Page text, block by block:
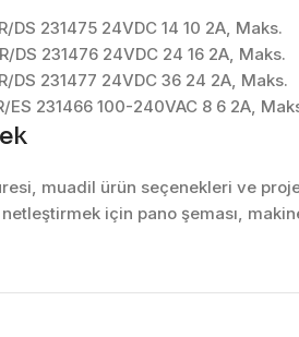
DS 231475 24VDC 14 10 2A, Maks.
DS 231476 24VDC 24 16 2A, Maks.
DS 231477 24VDC 36 24 2A, Maks.
ES 231466 100-240VAC 8 6 2A,
muadil ürün seçenekleri ve
için pano şeması,